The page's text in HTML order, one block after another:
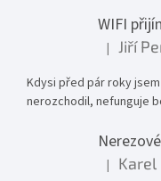
WIFI
| Jiří
Kdysi před pár roky
nerozchodil, nefunguje
|